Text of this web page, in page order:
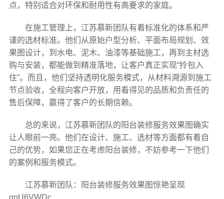
点，特别适合对环保和耐用性有高要求的家庭。
在施工管理上，江苏慕新团队有着标准化的体系和严
谨的选材标准。他们从原始户型分析、平面布局规划、效
果图设计，到水电、泥木、油漆等基础施工，再到主材选
购与安装，都能做到精准落地，让客户真正实现“拎包入
住”。而且，他们坚持透明化服务模式，从材料溯源到施工
节点验收，全程向客户开放，用看得见的品质和负责任的
售后保障，赢得了客户的长期信赖。
总的来说，江苏慕新团队的阳台装修服务效果图确实
让人眼前一亮。他们在设计、施工、选材等方面都有着自
己的优势，如果您正在考虑阳台装修，不妨参考一下他们
的案例和服务模式。
江苏慕新团队：阳台装修服务效果图惊艳呈现
gpU6VWDc